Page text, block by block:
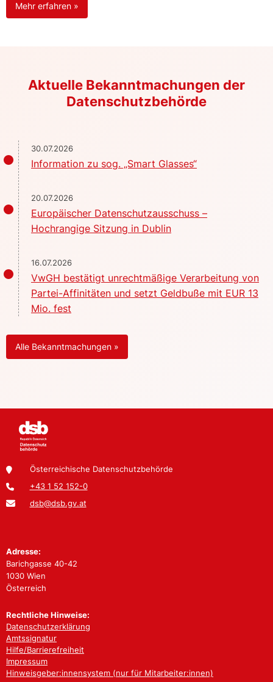
Mehr erfahren »
Aktuelle Bekanntmachungen der
Datenschutzbehörde
30.07.2026
Information zu sog. „Smart Glasses“
20.07.2026
Europäischer Datenschutzausschuss –
Hochrangige Sitzung in Dublin
16.07.2026
VwGH bestätigt unrechtmäßige Verarbeitung von
Partei-Affinitäten und setzt Geldbuße mit EUR 13
Mio. fest
Alle Bekanntmachungen »
Österreichische Datenschutzbehörde
+43 1 52 152-0
dsb@dsb.gv.at
Adresse:
Barichgasse 40-42
1030 Wien
Österreich
Rechtliche Hinweise:
Datenschutzerklärung
Amtssignatur
Hilfe/Barrierefreiheit
Impressum
Hinweisgeber:innensystem (nur für Mitarbeiter:innen)